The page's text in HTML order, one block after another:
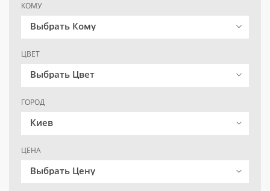
КОМУ
Выбрать Кому
ЦВЕТ
Выбрать Цвет
ГОРОД
Киев
ЦЕНА
Выбрать Цену